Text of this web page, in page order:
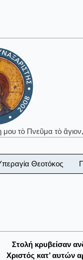
τὸ Πνεῦμα τὸ ἅγιον,
Θεοτόκος
Στολή κρυβείσαν
Xριστός κατ’ αυτών